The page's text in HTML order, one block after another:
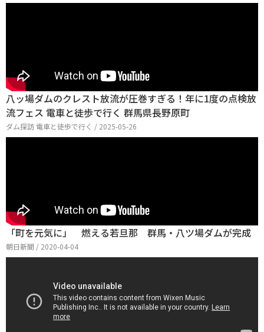
八ッ場ダムのクレスト放流が圧巻すぎる！年に1度の点検放
流フェス 電車と徒歩で行く 群馬県長野原町
ダム探訪 電車と徒歩で行く / 2025-05-26
「町を元気に」 燃える若旦那 群馬・八ツ場ダムが完成
朝日新聞 / 2020-04-04